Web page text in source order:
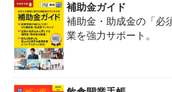
補助金ガイド
補助金・助成金の「必
業を強力サポート。